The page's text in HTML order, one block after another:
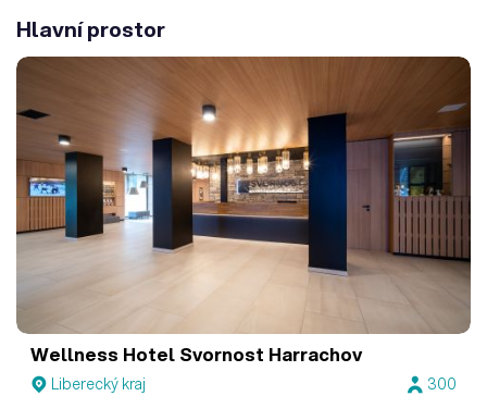
Hlavní prostor
Wellness Hotel Svornost Harrachov
Liberecký kraj 300